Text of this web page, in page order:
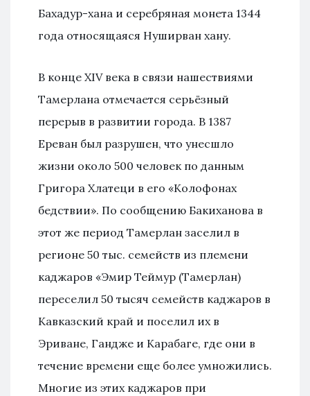
Бахадур-хана и серебряная монета 1344
года относящаяся Нуширван хану.
В конце XIV века в связи нашествиями
Тамерлана отмечается серьёзный
перерыв в развитии города. В 1387
Ереван был разрушен, что унесшло
жизни около 500 человек по данным
Григора Хлатеци в его «Колофонах
бедствии». По сообщению Бакиханова в
этот же период Тамерлан заселил в
регионе 50 тыс. семейств из племени
каджаров «Эмир Теймур (Тамерлан)
переселил 50 тысяч семейств каджаров в
Кавказский край и поселил их в
Эриване, Гандже и Карабаге, где они в
течение времени еще более умножились.
Многие из этих каджаров при